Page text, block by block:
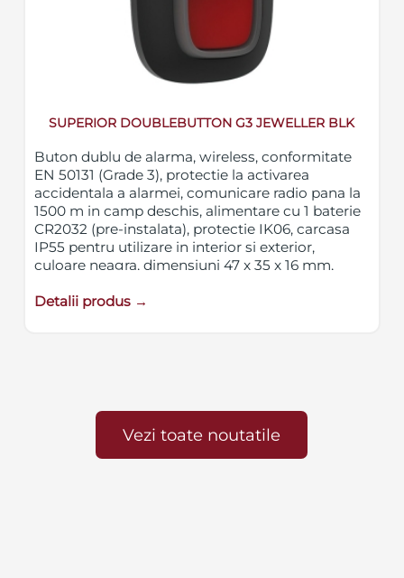
SUPERIOR DOUBLEBUTTON G3 JEWELLER BLK
Buton dublu de alarma, wireless, conformitate
EN 50131 (Grade 3), protectie la activarea
accidentala a alarmei, comunicare radio pana la
1500 m in camp deschis, alimentare cu 1 baterie
CR2032 (pre-instalata), protectie IK06, carcasa
IP55 pentru utilizare in interior si exterior,
culoare neagra, dimensiuni 47 x 35 x 16 mm,
Detalii produs →
Vezi toate noutatile